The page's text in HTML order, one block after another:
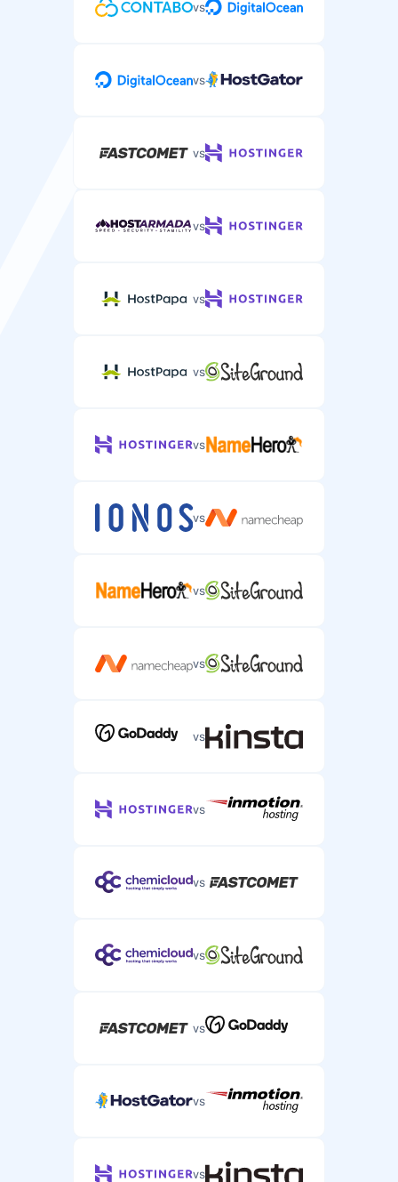
vs
vs
vs
vs
vs
vs
vs
vs
vs
vs
vs
vs
vs
vs
vs
vs
vs